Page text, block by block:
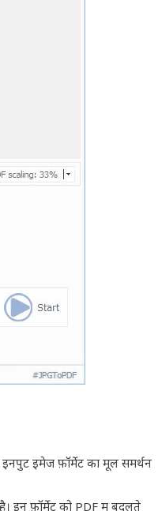
इमेज फ़ॉर्मेट का मूल समर्थन
इन फ़ॉर्मेट को PDF में बदलते